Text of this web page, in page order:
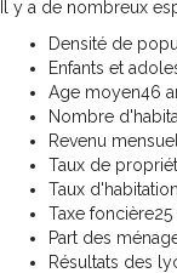
Il y a de nombreux
Densité de
Enfants et
Age moyen46
Nombre
Revenu
Taux de
Taux d'habitation
Taxe foncière25
Part des
Résultats des